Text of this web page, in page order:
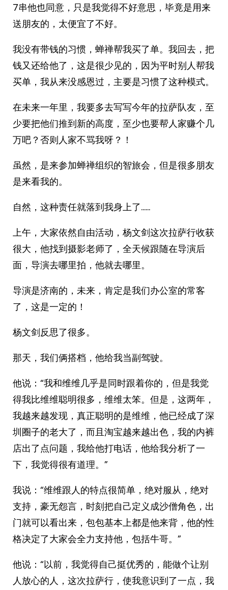
7串他也同意，只是我觉得不好意思，毕竟是用来
送朋友的，太便宜了不好。
我没有带钱的习惯，蝉禅帮我买了单。我回去，把
钱又还给他了，这是很少见的，因为平时别人帮我
买单，我从来没感恩过，主要是习惯了这种模式。
在未来一年里，我要多去写写今年的拉萨队友，至
少要把他们推到新的高度，至少也要帮人家赚个几
万吧？否则人家不骂我呀？！
虽然，是来参加蝉禅组织的智旅会，但是很多朋友
是来看我的。
自然，这种责任就落到我身上了……
上午，大家依然自由活动，杨文剑这次拉萨行收获
很大，他找到摄影老师了，全天候跟随在导演后
面，导演去哪里拍，他就去哪里。
导演是济南的，未来，肯定是我们办公室的常客
了，这是一定的！
杨文剑反思了很多。
那天，我们俩搭档，他给我当副驾驶。
他说：“我和维维几乎是同时跟着你的，但是我觉
得我比维维聪明很多，维维太笨。但是，这两年，
我越来越发现，真正聪明的是维维，他已经成了深
圳圈子的老大了，而且淘宝越来越出色，我的内裤
店出了点问题，我给他打电话，他给我分析了一
下，我觉得很有道理。”
我说：“维维跟人的特点很简单，绝对服从，绝对
支持，豪无怨言，时刻把自己定义成沙僧角色，出
门就可以看出来，包包基本上都是他来背，他的性
格决定了大家会全力支持他，包括牛哥。”
他说：“以前，我觉得自己挺优秀的，能做个让别
人放心的人，这次拉萨行，使我意识到了一点，我